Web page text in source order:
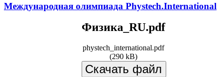
Международная олимпиада Phystech.International
Физика_RU.pdf
phystech_international.pdf
(290 kB)
Скачать файл